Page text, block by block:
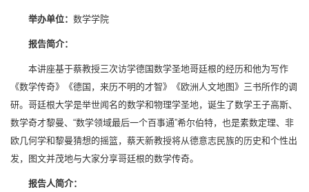
举办单位： 数学学院
报告简介：
本讲座基于蔡教授三次访学德国数学圣地哥廷根的经历和他为写作
《数学传奇》《德国，来历不明的才智》《欧洲人文地图》三书所作的调
研。哥廷根大学是举世闻名的数学和物理学圣地，诞生了数学王子高斯、
数学奇才黎曼、“数学领域最后一个百事通”希尔伯特，也是素数定理、非
欧几何学和黎曼猜想的摇篮，蔡天新教授将从德意志民族的历史和个性出
发，图文并茂地与大家分享哥廷根的数学传奇。
报告人简介：